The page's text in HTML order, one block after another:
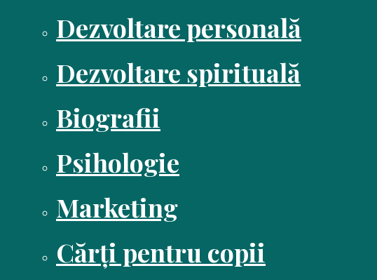
Dezvoltare personală
Dezvoltare spirituală
Biografii
Psihologie
Marketing
Cărți pentru copii